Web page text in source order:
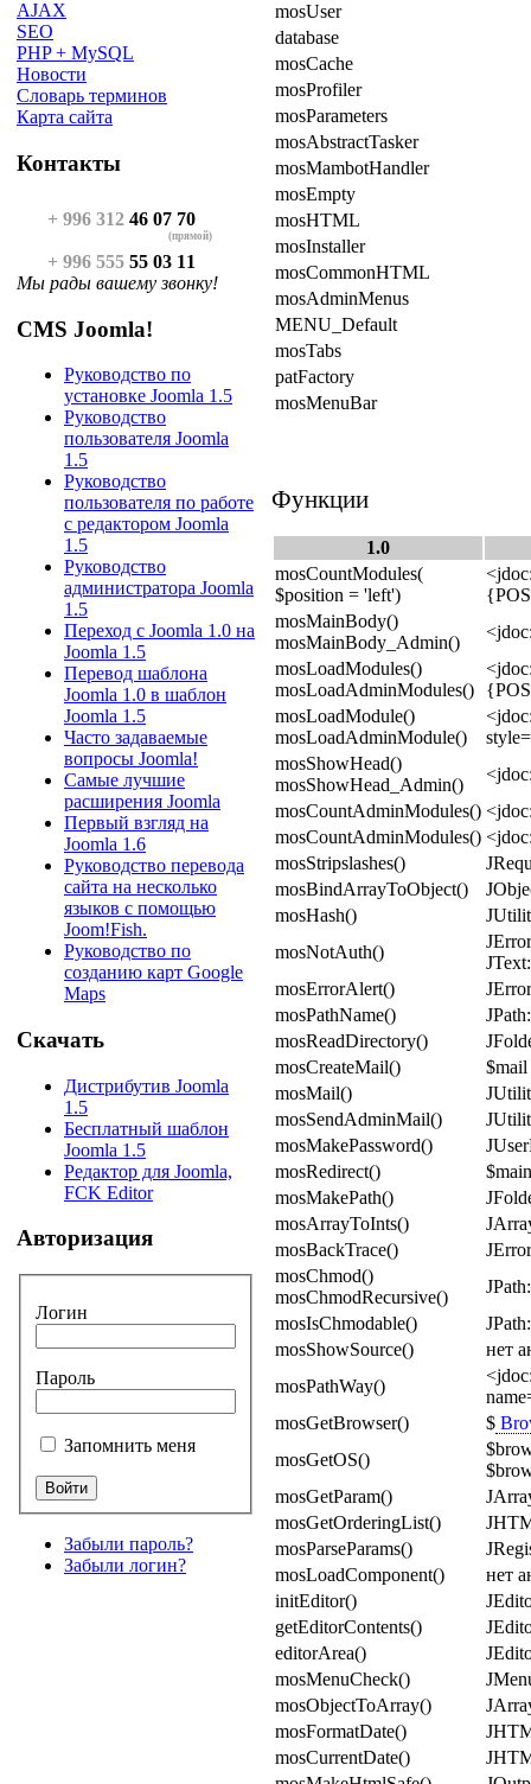
AJAX
SEO
PHP + MySQL
Новости
Словарь терминов
Карта сайта
Контакты
+ 996 312 46 07 70
(прямой)
+ 996 555 55 03 11
Мы рады вашему звонку!
CMS Joomla!
Руководство по
установке Joomla 1.5
Руководство
пользователя Joomla
1.5
Руководство
пользователя по работе
с редактором Joomla
1.5
Руководство
администратора Joomla
1.5
Переход с Joomla 1.0 на
Joomla 1.5
Перевод шаблона
Joomla 1.0 в шаблон
Joomla 1.5
Часто задаваемые
вопросы Joomla!
Самые лучшие
расширения Joomla
Первый взгляд на
Joomla 1.6
Руководство перевода
сайта на несколько
языков с помощью
Joom!Fish.
Руководство по
созданию карт Google
Maps
Скачать
Дистрибутив Joomla
1.5
Бесплатный шаблон
Joomla 1.5
Редактор для Joomla,
FCK Editor
Авторизация
Логин
Пароль
Запомнить меня
Забыли пароль?
Забыли логин?
mosUser
database
mosCache
mosProfiler
mosParameters
mosAbstractTasker
mosMambotHandler
mosEmpty
mosHTML
mosInstaller
mosCommonHTML
mosAdminMenus
MENU_Default
mosTabs
patFactory
mosMenuBar
Функции
1.0
mosCountModules(
$position = 'left')
mosMainBody()
mosMainBody_Admin()
mosLoadModules()
mosLoadAdminModules()
mosLoadModule()
mosLoadAdminModule()
mosShowHead()
mosShowHead_Admin()
mosCountAdminModules()
mosCountAdminModules()
mosStripslashes()
mosBindArrayToObject()
mosHash()
mosNotAuth()
mosErrorAlert()
mosPathName()
mosReadDirectory()
mosCreateMail()
mosMail()
mosSendAdminMail()
mosMakePassword()
mosRedirect()
mosMakePath()
mosArrayToInts()
mosBackTrace()
mosChmod()
mosChmodRecursive()
mosIsChmodable()
mosShowSource()
нет
mosPathWay()
mosGetBrowser()
$
mosGetOS()
mosGetParam()
mosGetOrderingList()
mosParseParams()
mosLoadComponent()
нет
initEditor()
getEditorContents()
editorArea()
mosMenuCheck()
mosObjectToArray()
mosFormatDate()
mosCurrentDate()